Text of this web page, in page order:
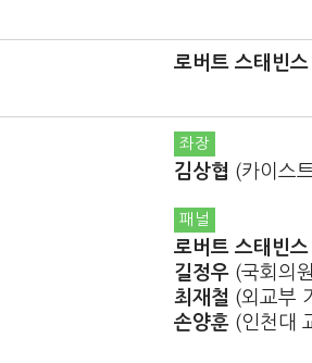
로버트 스태빈스
좌장
김상협 (카이스
패널
로버트 스태빈스
길정우 (국회의
최재철 (외교부
손양훈 (인천대